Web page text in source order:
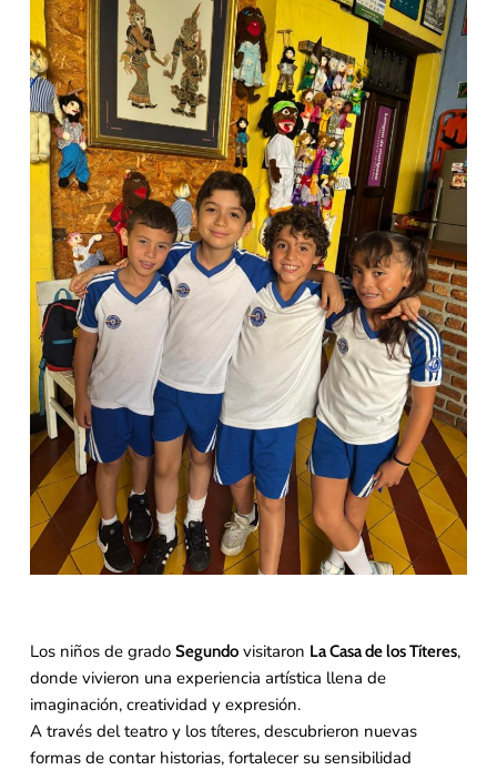
Los niños de grado Segundovisitaron La Casa de los Títeres,
donde vivieron una experiencia artística llena de
imaginación, creatividad y expresión.
A través del teatro y los títeres, descubrieron nuevas
formas de contar historias, fortalecer su sensibilidad